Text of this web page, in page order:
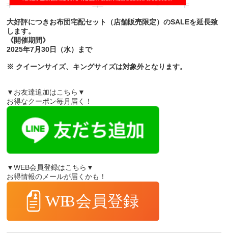
大好評につきお布団宅配セット（店舗販売限定）のSALEを延長致
します。
《開催期間》
2025年7月30日（水）まで
※ クイーンサイズ、キングサイズは対象外となります。
▼お友達追加はこちら▼
お得なクーポン毎月届く！
▼WEB会員登録はこちら▼
お得情報のメールが届くかも！